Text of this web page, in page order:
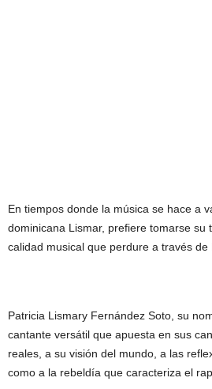
En tiempos donde la música se hace a
dominicana Lismar, prefiere tomarse su
calidad musical que perdure a través de
Patricia Lismary Fernández Soto, su
cantante versátil que apuesta en sus
reales, a su visión del mundo, a las
como a la rebeldía que caracteriza el rap.